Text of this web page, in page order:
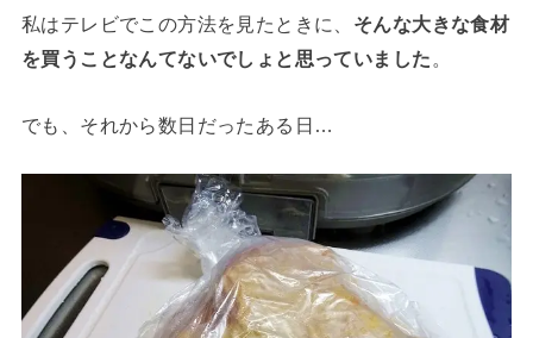
私はテレビでこの方法を見たときに、 そんな大きな食材
を買うことなんてないでしょと思っていました 。
でも、それから数日だったある日…